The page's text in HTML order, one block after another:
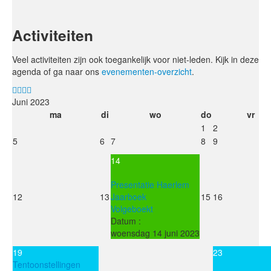
Activiteiten
Veel activiteiten zijn ook toegankelijk voor niet-leden. Kijk in deze
agenda of ga naar ons evenementen-overzicht.
Juni 2023
ma
di wo do
vr
1
2
5
6 7 8 9
12 13
14
Presentatie Haerlem
Jaarboek
Volgeboekt
Datum :
woensdag 14 juni 2023
15 16
19
Tentoonstellingen
23